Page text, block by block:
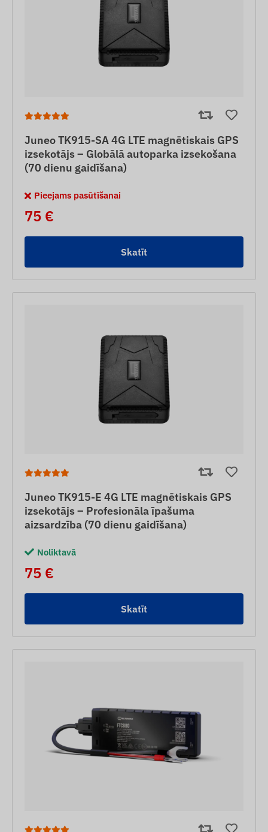
Juneo TK915-SA 4G LTE magnētiskais GPS
izsekotājs – Globālā autoparka izsekošana
(70 dienu gaidīšana)
Pieejams pasūtīšanai
75 €
Skatīt
Juneo TK915-E 4G LTE magnētiskais GPS
izsekotājs – Profesionāla īpašuma
aizsardzība (70 dienu gaidīšana)
Noliktavā
75 €
Skatīt